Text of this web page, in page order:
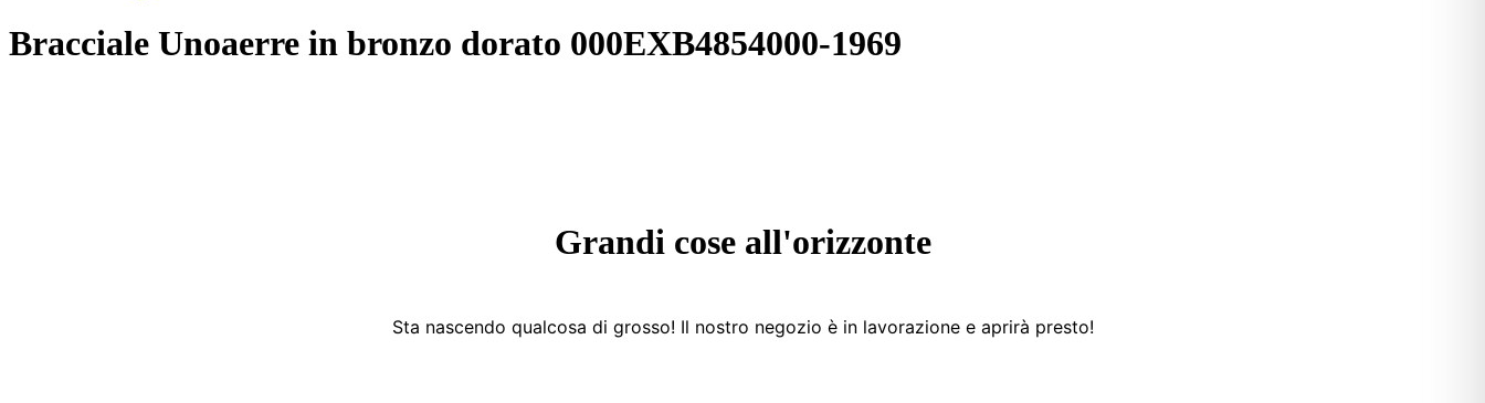
Bracciale Unoaerre in bronzo dorato 000EXB4854000-1969
Grandi cose all'orizzonte
Sta nascendo qualcosa di grosso! Il nostro negozio è in lavorazione e aprirà presto!